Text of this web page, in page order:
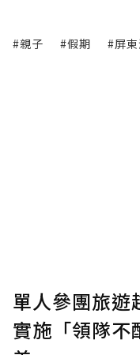
#親子 #假期 #屏
單人參團旅
實施「領隊不